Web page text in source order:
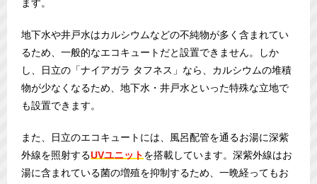
ます。
地下水や井戸水はカルシウムなどの不純物が多く含まれてい
るため、一般的なエコキュートだと設置できません。しか
し、日立の「ナイアガラ タフネス」なら、カルシウムの堆積
物が少なくなるため、地下水・井戸水といった特殊な立地で
も設置できます。
また、日立のエコキュートには、風呂配管を通るお湯に深紫
外線を照射するUVユニットを搭載しています。深紫外線はお
湯に含まれている菌の増殖を抑制するため、一晩経ってもお